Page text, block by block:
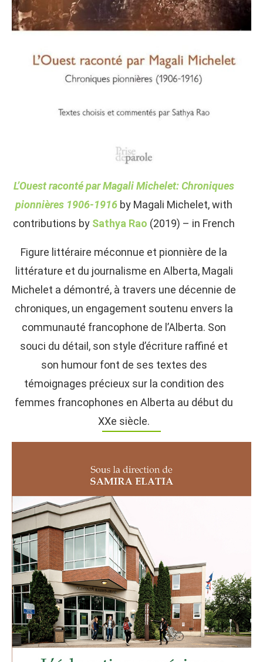
L’Ouest raconté par Magali Michelet: Chroniques
pionnières 1906-1916 by Magali Michelet, with
contributions by Sathya Rao (2019) – in French
Figure littéraire méconnue et pionnière de la
littérature et du journalisme en Alberta, Magali
Michelet a démontré, à travers une décennie de
chroniques, un engagement soutenu envers la
communauté francophone de l’Alberta. Son
souci du détail, son style d’écriture raffiné et
son humour font de ses textes des
témoignages précieux sur la condition des
femmes francophones en Alberta au début du
XXe siècle.